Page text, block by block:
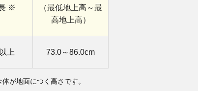
※
（最低地上高～最
高地上高）
上 73.0～86.0cm
が地面につく高さです。